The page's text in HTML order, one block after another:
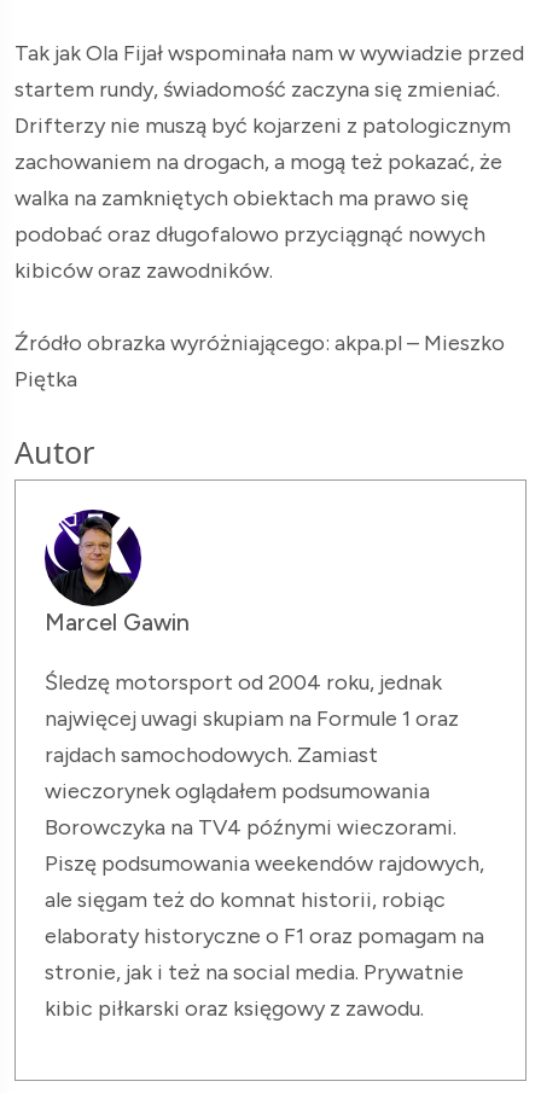
Tak jak Ola Fijał wspominała nam w wywiadzie przed
startem rundy, świadomość zaczyna się zmieniać.
Drifterzy nie muszą być kojarzeni z patologicznym
zachowaniem na drogach, a mogą też pokazać, że
walka na zamkniętych obiektach ma prawo się
podobać oraz długofalowo przyciągnąć nowych
kibiców oraz zawodników.
Źródło obrazka wyróżniającego: akpa.pl – Mieszko
Piętka
Autor
Marcel Gawin
Śledzę motorsport od 2004 roku, jednak
najwięcej uwagi skupiam na Formule 1 oraz
rajdach samochodowych. Zamiast
wieczorynek oglądałem podsumowania
Borowczyka na TV4 późnymi wieczorami.
Piszę podsumowania weekendów rajdowych,
ale sięgam też do komnat historii, robiąc
elaboraty historyczne o F1 oraz pomagam na
stronie, jak i też na social media. Prywatnie
kibic piłkarski oraz księgowy z zawodu.